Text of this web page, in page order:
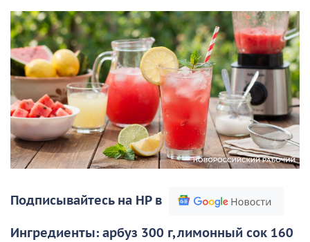
Подписывайтесь на НР в
Ингредиенты: арбуз 300 г, лимонный сок 160